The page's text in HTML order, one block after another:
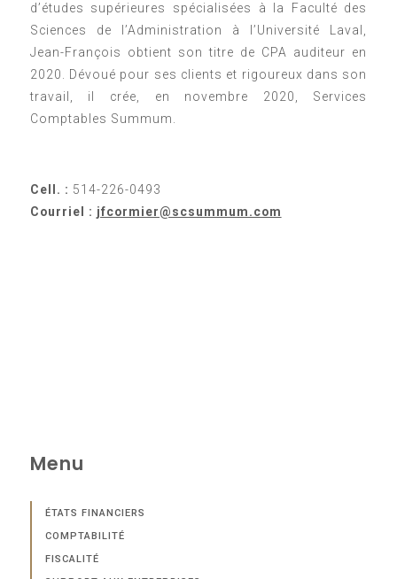
d’études supérieures spécialisées à la Faculté des
Sciences de l’Administration à l’Université Laval,
Jean-François obtient son titre de CPA auditeur en
2020. Dévoué pour ses clients et rigoureux dans son
travail, il crée, en novembre 2020, Services
Comptables Summum.
Cell. : 514-226-0493
Courriel : jfcormier@scsummum.com
Menu
ÉTATS FINANCIERS
COMPTABILITÉ
FISCALITÉ